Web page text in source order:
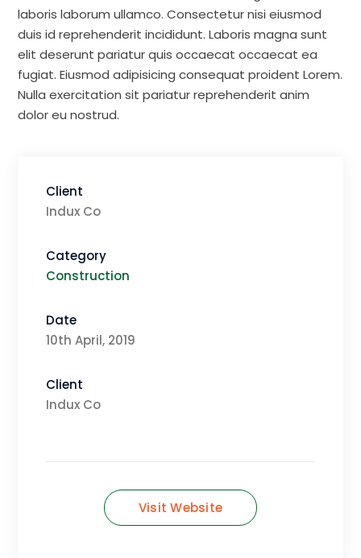
laboris laborum ullamco. Consectetur nisi eiusmod
duis id reprehenderit incididunt. Laboris magna sunt
elit deserunt pariatur quis occaecat occaecat ea
fugiat. Eiusmod adipisicing consequat proident Lorem.
Nulla exercitation sit pariatur reprehenderit anim
dolor eu nostrud.
Client
Indux Co
Category
Construction
Date
10th April, 2019
Client
Indux Co
Visit Website